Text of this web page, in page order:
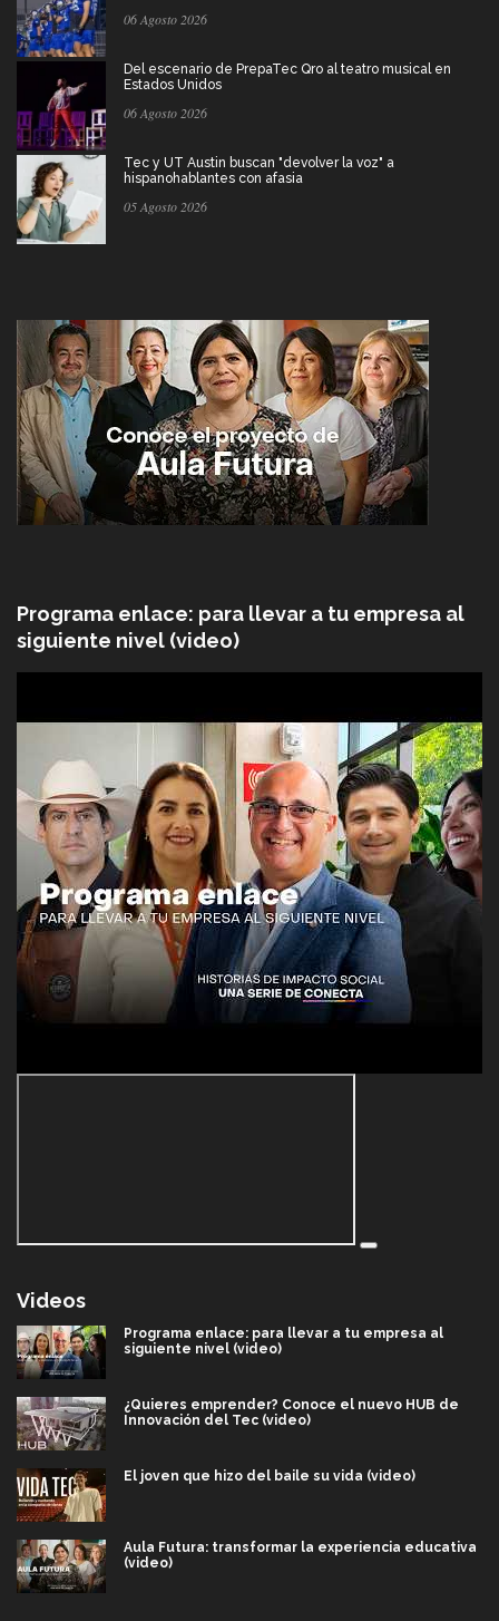
06 Agosto 2026
Del escenario de PrepaTec Qro al teatro musical en
Estados Unidos
06 Agosto 2026
Tec y UT Austin buscan "devolver la voz" a
hispanohablantes con afasia
05 Agosto 2026
Programa enlace: para llevar a tu empresa al
siguiente nivel (video)
Videos
Programa enlace: para llevar a tu empresa al
siguiente nivel (video)
¿Quieres emprender? Conoce el nuevo HUB de
Innovación del Tec (video)
El joven que hizo del baile su vida (video)
Aula Futura: transformar la experiencia educativa
(video)